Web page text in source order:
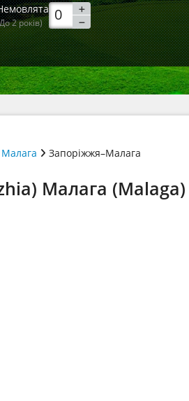
2 років)
Малага Запоріжжя–Малага
Малага (Malaga)